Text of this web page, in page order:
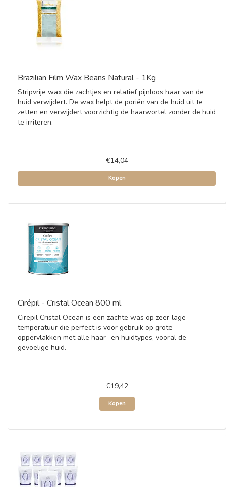
Brazilian Film Wax Beans Natural - 1Kg
Stripvrije wax die zachtjes en relatief pijnloos haar van de
huid verwijdert. De wax helpt de poriën van de huid uit te
zetten en verwijdert voorzichtig de haarwortel zonder de huid
te irriteren.
€14,04
Kopen
Cirépil - Cristal Ocean 800 ml
Cirepil Cristal Ocean is een zachte was op zeer lage
temperatuur die perfect is voor gebruik op grote
oppervlakken met alle haar- en huidtypes, vooral de
gevoelige huid.
€19,42
Kopen